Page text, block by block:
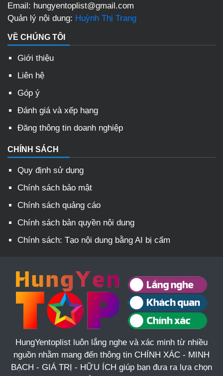
Email: hungyentoplist@gmail.com
Quản lý nội dung: Huỳnh Thị Trang
VỀ CHÚNG TÔI
Giới thiệu
Liên hệ
Góp ý
Đánh giá và xếp hạng
Đăng thông tin doanh nghiệp
CHÍNH SÁCH
Quy định sử dụng
Chính sách bảo mật
Chính sách quảng cáo
Chính sách bản quyền nội dung
Chính sách: Tạo nội dung bằng AI bị cấm
HungYentoplist luôn lắng nghe và xác minh từ nhiều
nguồn nhằm mang đến thông tin CHÍNH XÁC - MINH
BẠCH - GIÁ TRỊ - HỮU ÍCH giúp bạn đưa ra lựa chọn